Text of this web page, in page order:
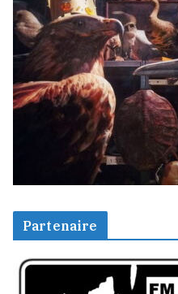
Partenaire